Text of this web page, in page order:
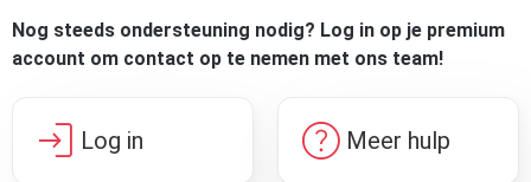
Nog steeds ondersteuning nodig? Log in op je premium
account om contact op te nemen met ons team!
login Log in help Meer hulp